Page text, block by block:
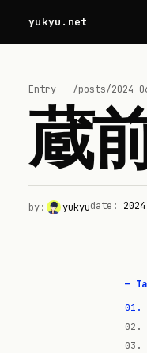
yukyu.net
Entry — /posts/2024-
蔵
by: yukyudate:
—
01 .
02 .
03 .